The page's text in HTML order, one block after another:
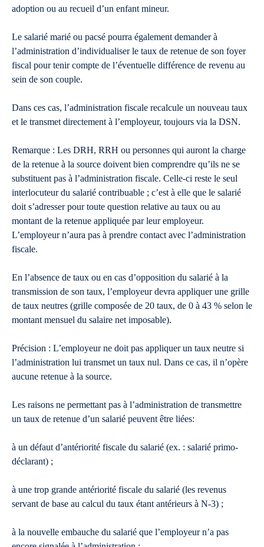
adoption ou au recueil d’un enfant mineur.
Le salarié marié ou pacsé pourra également demander à
l’administration d’individualiser le taux de retenue de son foyer
fiscal pour tenir compte de l’éventuelle différence de revenu au
sein de son couple.
Dans ces cas, l’administration fiscale recalcule un nouveau taux
et le transmet directement à l’employeur, toujours via la DSN.
Remarque : Les DRH, RRH ou personnes qui auront la charge
de la retenue à la source doivent bien comprendre qu’ils ne se
substituent pas à l’administration fiscale. Celle-ci reste le seul
interlocuteur du salarié contribuable ; c’est à elle que le salarié
doit s’adresser pour toute question relative au taux ou au
montant de la retenue appliquée par leur employeur.
L’employeur n’aura pas à prendre contact avec l’administration
fiscale.
En l’absence de taux ou en cas d’opposition du salarié à la
transmission de son taux, l’employeur devra appliquer une grille
de taux neutres (grille composée de 20 taux, de 0 à 43 % selon le
montant mensuel du salaire net imposable).
Précision : L’employeur ne doit pas appliquer un taux neutre si
l’administration lui transmet un taux nul. Dans ce cas, il n’opère
aucune retenue à la source.
Les raisons ne permettant pas à l’administration de transmettre
un taux de retenue d’un salarié peuvent être liées:
à un défaut d’antériorité fiscale du salarié (ex. : salarié primo-
déclarant) ;
à une trop grande antériorité fiscale du salarié (les revenus
servant de base au calcul du taux étant antérieurs à N-3) ;
à la nouvelle embauche du salarié que l’employeur n’a pas